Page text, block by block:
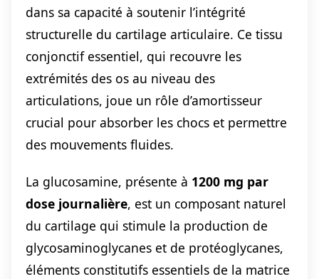
dans sa capacité à soutenir l’intégrité
structurelle du cartilage articulaire. Ce tissu
conjonctif essentiel, qui recouvre les
extrémités des os au niveau des
articulations, joue un rôle d’amortisseur
crucial pour absorber les chocs et permettre
des mouvements fluides.
La glucosamine, présente à 1200 mg par
dose journalière, est un composant naturel
du cartilage qui stimule la production de
glycosaminoglycanes et de protéoglycanes,
éléments constitutifs essentiels de la matrice